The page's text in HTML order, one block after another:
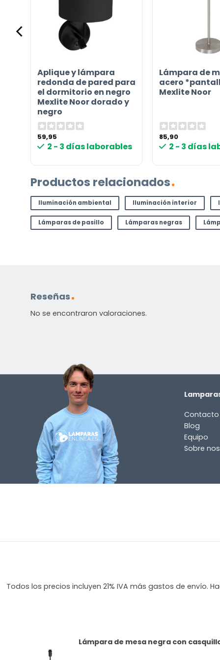
Aplique y lámpara
redonda de pared para
el dormitorio en negro
Mexlite Noor dorado y
negro
59,95
2 - 3 días laborables
Lámpara de
acero
Mexlite Noor
85,90
2 - 3 días
Productos relacionados
Iluminación ambiental Iluminación interior
Lámparas de pasillo Lámparas negras
Reseñas
No se encontraron valoraciones.
Contacto
Blog
Equipo
Sobre
Todos los precios incluyen 21% IVA más gastos de envío.
Lámpara de mesa negra con